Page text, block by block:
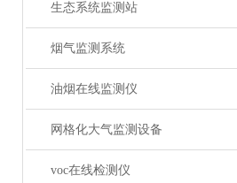
生态系统监测站
烟气监测系统
油烟在线监测仪
网格化大气监测设备
voc在线检测仪